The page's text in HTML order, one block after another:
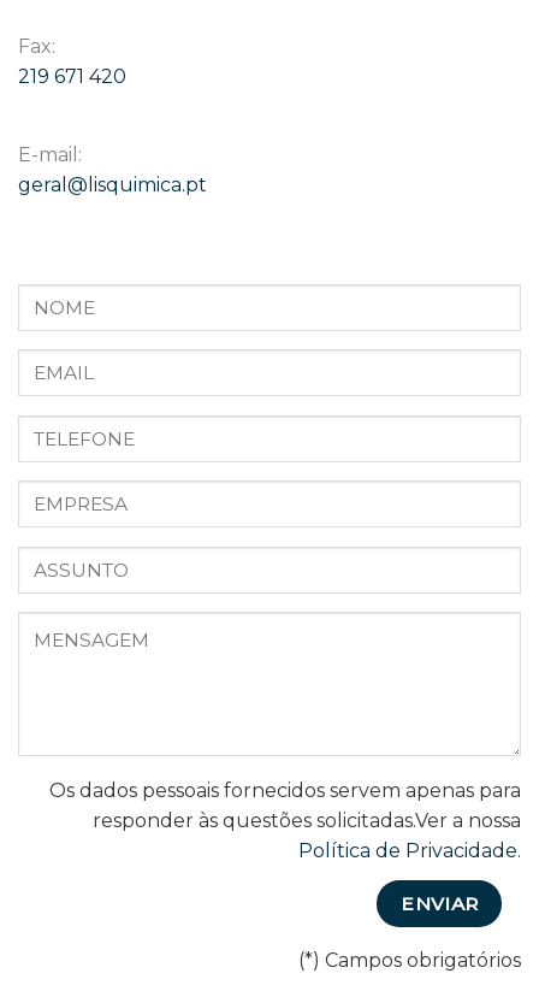
Fax:
219 671 420
E-mail:
geral@lisquimica.pt
Os dados pessoais fornecidos servem apenas para
responder às questões solicitadas.Ver a nossa
Política de Privacidade.
(*) Campos obrigatórios